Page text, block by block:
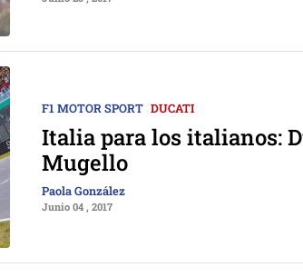
F1 MOTOR SPORT DUCATI
Italia para los italianos:
Mugello
Paola González
Junio 04 , 2017